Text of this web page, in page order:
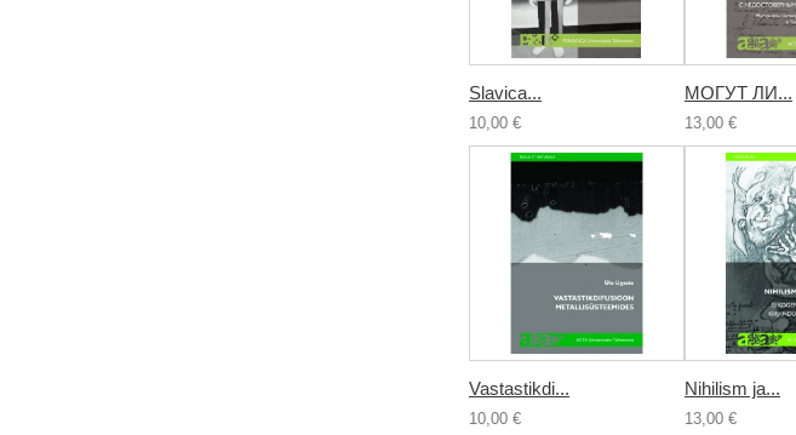
Slavica...
10,00 €
МОГУТ ЛИ...
13,00 €
Vastastikdi...
10,00 €
Nihilism ja...
13,00 €